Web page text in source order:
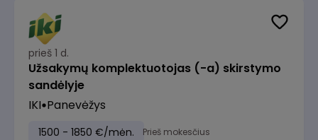
prieš 1 d.
Užsakymų komplektuotojas (-a) skirstymo
sandėlyje
IKI Panevėžys
1500 - 1850 €/mėn. Prieš mokesčius